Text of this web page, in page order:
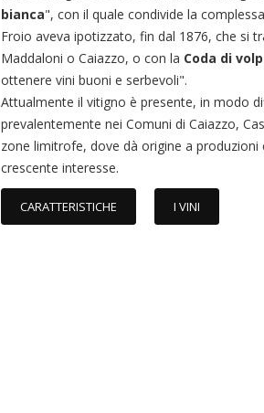
bianca", con il quale condivide la
Froio aveva ipotizzato, fin dal 1876, che si
Maddaloni o Caiazzo, o con la Coda di
ottenere vini buoni e serbevoli".
Attualmente il vitigno è presente, in modo
prevalentemente nei Comuni di Caiazzo,
zone limitrofe, dove dà origine a
crescente interesse.
CARATTERISTICHE I VINI